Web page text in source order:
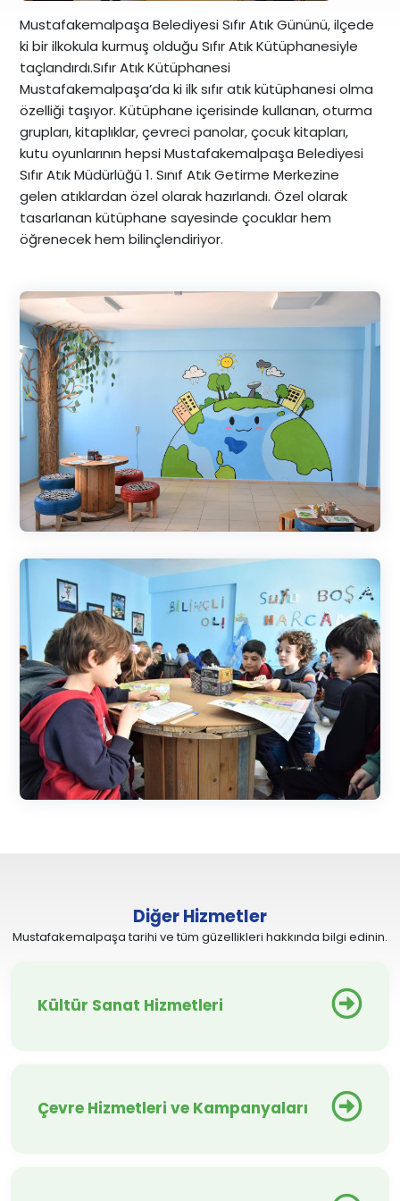
Mustafakemalpaşa Belediyesi Sıfır Atık Gününü, ilçede
ki bir ilkokula kurmuş olduğu Sıfır Atık Kütüphanesiyle
taçlandırdı.Sıfır Atık Kütüphanesi
Mustafakemalpaşa’da ki ilk sıfır atık kütüphanesi olma
özelliği taşıyor. Kütüphane içerisinde kullanan, oturma
grupları, kitaplıklar, çevreci panolar, çocuk kitapları,
kutu oyunlarının hepsi Mustafakemalpaşa Belediyesi
Sıfır Atık Müdürlüğü 1. Sınıf Atık Getirme Merkezine
gelen atıklardan özel olarak hazırlandı. Özel olarak
tasarlanan kütüphane sayesinde çocuklar hem
öğrenecek hem bilinçlendiriyor.
Diğer Hizmetler
Mustafakemalpaşa tarihi ve tüm güzellikleri hakkında bilgi edinin.
Kültür Sanat Hizmetleri
Çevre Hizmetleri ve Kampanyaları